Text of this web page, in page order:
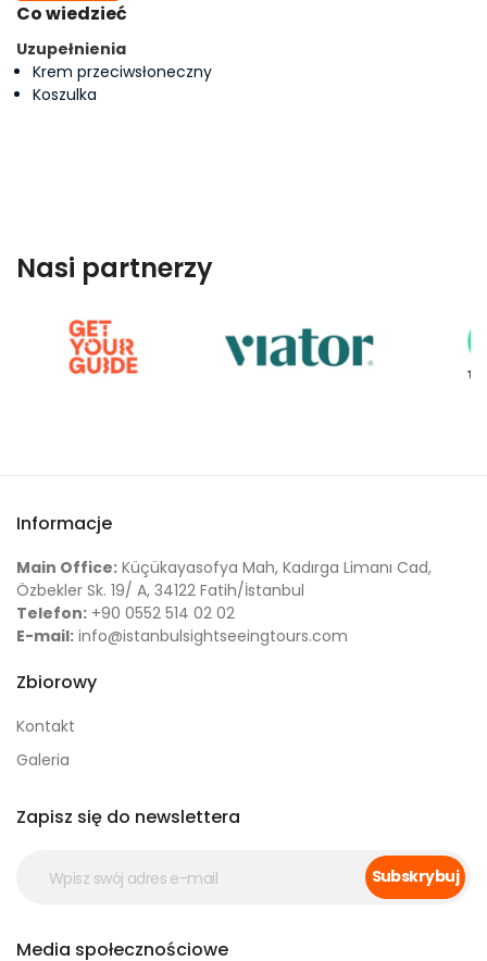
Co wiedzieć
Uzupełnienia
Krem przeciwsłoneczny
Koszulka
Nasi partnerzy
Informacje
Main Office: Küçükayasofya Mah, Kadırga Limanı Cad,
Özbekler Sk. 19/ A, 34122 Fatih/İstanbul
Telefon: +90 0552 514 02 02
E-mail: info@istanbulsightseeingtours.com
Zbiorowy
Kontakt
Galeria
Zapisz się do newslettera
Subskrybuj
Media społecznościowe